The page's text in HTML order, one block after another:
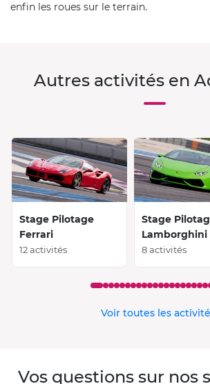
enfin les roues sur le terrain.
Autres activités en
Stage Pilotage
Ferrari
12 activités
Stage
Lamborghini
8 activités
Voir toutes les
Vos questions sur nos